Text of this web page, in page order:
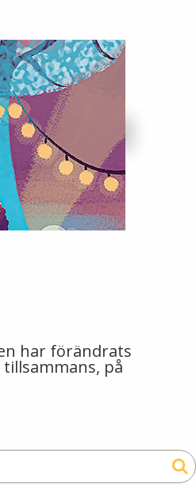
har förändrats
på